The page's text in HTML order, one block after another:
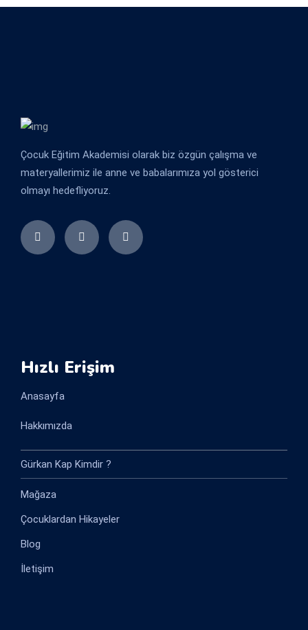
Çocuk Eğitim Akademisi olarak biz özgün çalışma ve
materyallerimiz ile anne ve babalarımıza yol gösterici
olmayı hedefliyoruz.
Hızlı Erişim
Anasayfa
Hakkımızda
Gürkan Kap Kimdir ?
Mağaza
Çocuklardan Hikayeler
Blog
İletişim